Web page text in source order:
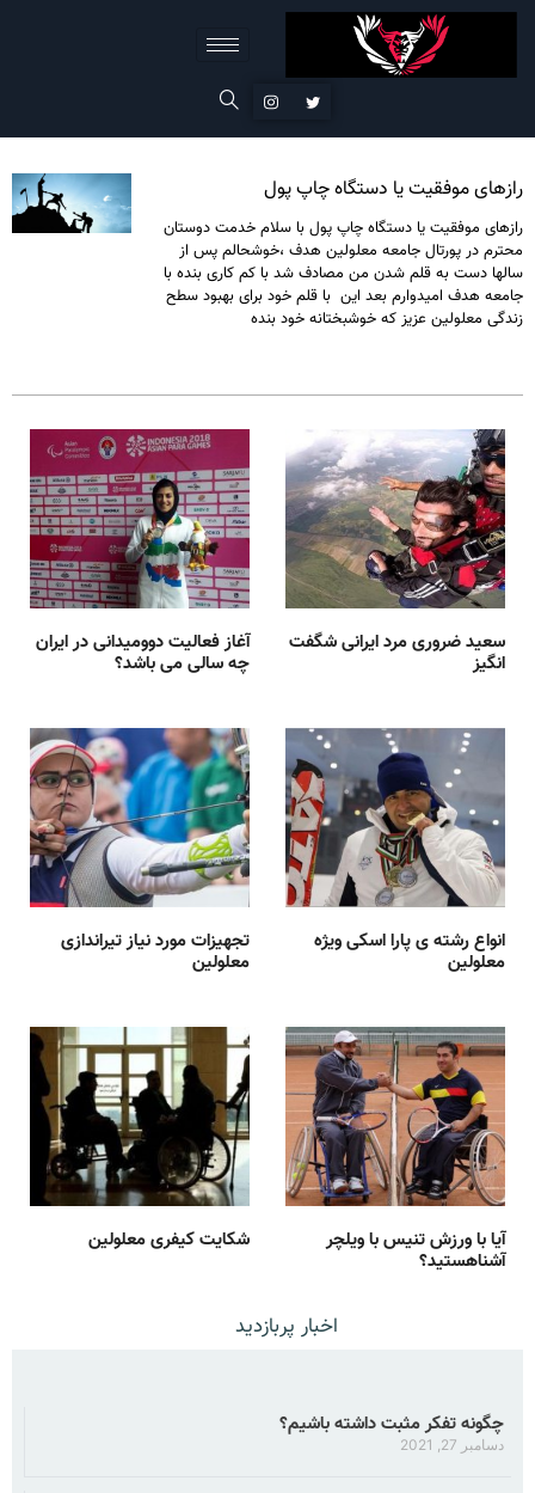
رازهای موفقیت یا دستگاه چاپ پول
رازهای موفقیت یا دستگاه چاپ پول با سلام خدمت دوستان
محترم در پورتال جامعه معلولین هدف ،خوشحالم پس از
سالها دست به قلم شدن من مصادف شد با کم کاری بنده با
جامعه هدف امیدوارم بعد این با قلم خود برای بهبود سطح
زندگی معلولین عزیز که خوشبختانه خود بنده
آغاز فعالیت دوومیدانی در ایران
چه سالی می باشد؟
سعید ضروری مرد ایرانی شگفت
انگیز
تجهیزات مورد نیاز تیراندازی
معلولین
انواع رشته ی پارا اسکی ویژه
معلولین
شکایت کیفری معلولین آیا با ورزش تنیس با ویلچر
آشناهستید؟
اخبار پربازدید
چگونه تفکر مثبت داشته باشیم؟
دسامبر 27, 2021